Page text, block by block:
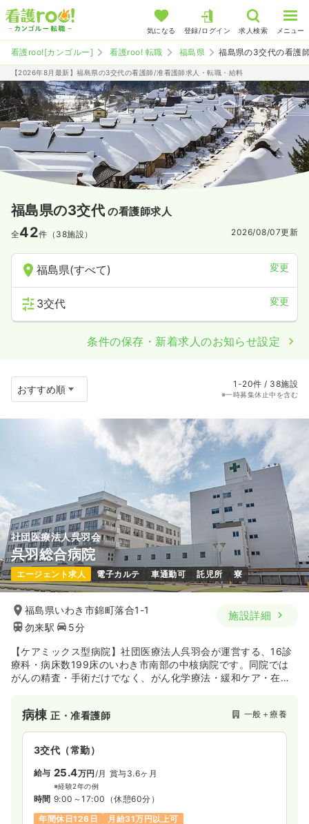
気になる 登録/ログイン 求人検索 メニュー
看護roo![カンゴルー] 看護roo! 転職 福島県 福島県の3交代の看護
【2026年8月最新】福島県の3交代の看護師/准看護師求人・転職・給料
福島県の3交代 の看護師求人
全42件（38施設） 2026/08/07更新
福島県(すべて) 変更
3交代 変更
条件の保存・新着求人のお知らせ設定
1-20件 / 38施設
※一時募集休止中を含む
社団医療法人呉羽会
呉羽総合病院
エージェント求人 電子カルテ 車通勤可 託児所 寮
福島県いわき市錦町落合1-1
勿来駅
5分
施設詳細
【ケアミックス型病院】社団医療法人呉羽会が運営する、16診
療科・病床数199床のいわき市南部の中核病院です。同院では
がんの精査・手術だけでなく、がん化学療法・緩和ケア・在宅
病棟正・准看護師 一般＋療養
3交代（常勤）
給与 25.4万円 /月 賞与3.6ヶ月
※経験2年の例
時間 9:00～17:00 （休憩60分）
年間休日126日
月給31万円以上可